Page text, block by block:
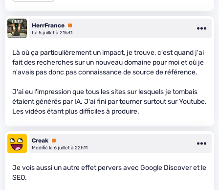
HerrFrance Premium
Le 5 juillet à 21h31
Là où ça particulièrement un impact, je trouve, c'est quand j'ai
fait des recherches sur un nouveau domaine pour moi et où je
n'avais pas donc pas connaissance de source de référence.
J'ai eu l'impression que tous les sites sur lesquels je tombais
étaient générés par IA. J'ai fini par tourner surtout sur Youtube.
Les vidéos étant plus difficiles à produire.
Creak Premium
Modifié le 6 juillet à 22h11
Je vois aussi un autre effet pervers avec Google Discover et le
SEO.